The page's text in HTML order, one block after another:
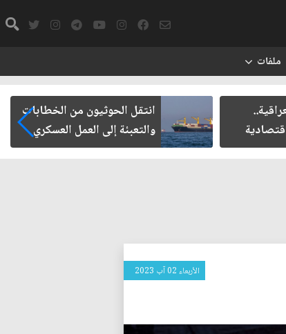
ملفات
انتقل الحوثيون من الخطابات
والتعبئة إلى العمل العسكري
الأربعاء 02 آب 2023